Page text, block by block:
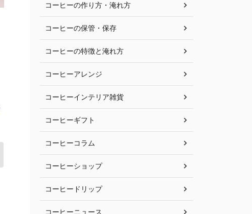
コーヒーの作り方・淹れ方
コーヒーの保管・保存
コーヒーの特徴と淹れ方
コーヒーアレンジ
コーヒーインテリア雑貨
コーヒーギフト
コーヒーコラム
コーヒーショップ
コーヒードリップ
コーヒーニュース